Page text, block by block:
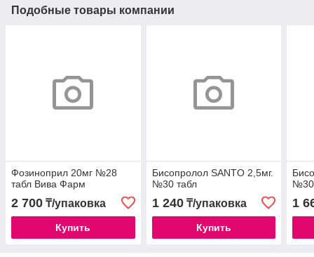
Подобные товары компании
Фозиноприл 20мг №28
табл Вива Фарм
2 700 ₸/упаковка
Купить
Бисопролол SANTO 2,5мг.
№30 табл
1 240₸/упаковка
Купить
№30
1